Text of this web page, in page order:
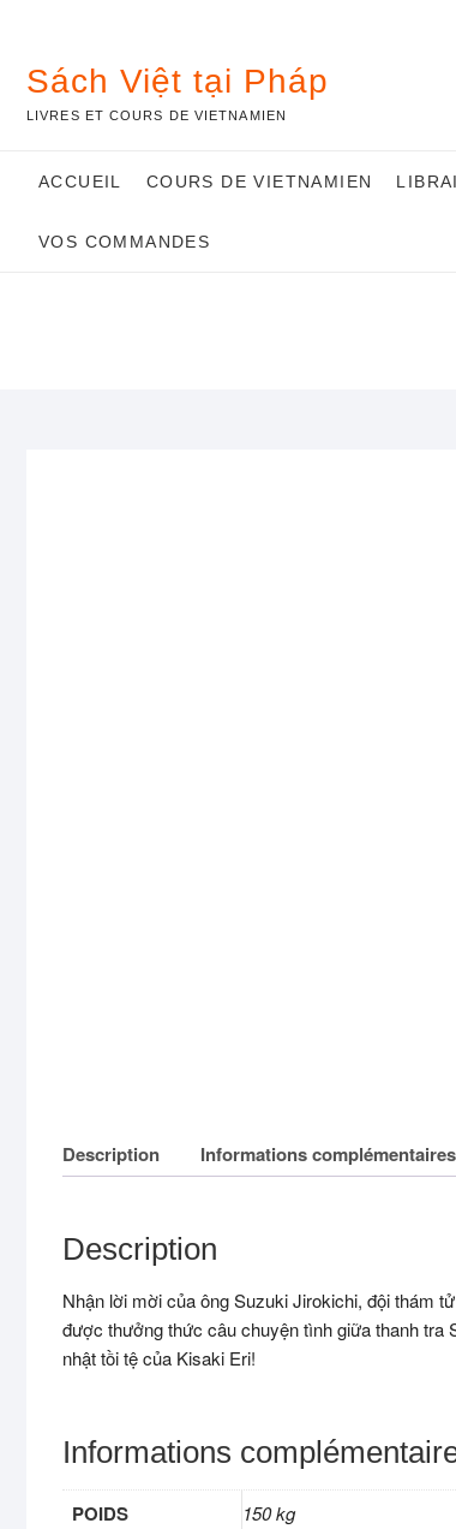
contentSách Việt tại Pháp
LIVRES ET COURS DE VIETNAMIEN
ACCUEIL COURS DE VIETNAMIEN
VOS COMMANDES
Description Informations complémentaires
Description
Nhận lời mời của ông Suzuki Jirokichi, đội thám
được thưởng thức câu chuyện tình giữa thanh tra
nhật tồi tệ của Kisaki Eri!
Informations
POIDS 150 kg